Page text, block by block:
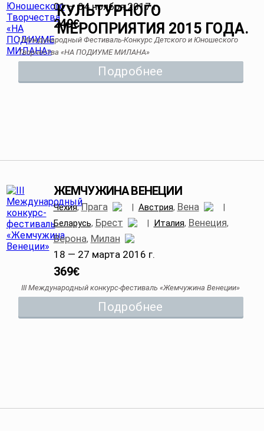
01 — 04 ноября 2017 г.
249€
I Международный Фестиваль-Конкурс Детского и Юношеского
Творчества «НА ПОДИУМЕ МИЛАНА»
Подробнее
ЖЕМЧУЖИНА ВЕНЕЦИИ
Чехия,Прага | Австрия, Вена
|
Беларусь, Брест | Италия, Венеция,
Верона, Милан
18 — 27 марта 2016 г.
369€
III Международный конкурс-фестиваль «Жемчужина Венеции»
Подробнее